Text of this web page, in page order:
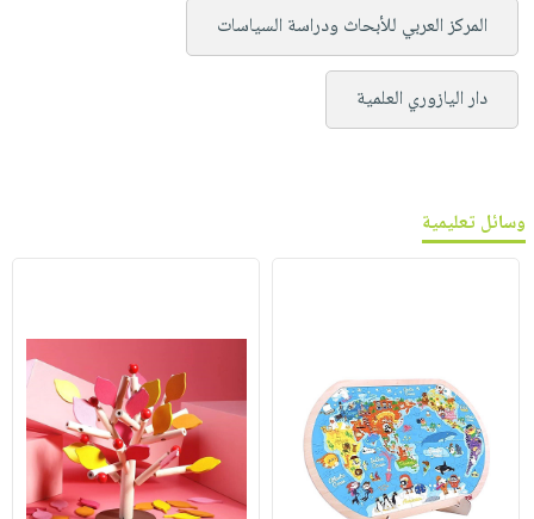
المركز العربي للأبحاث ودراسة السياسات
دار اليازوري العلمية
وسائل تعليمية